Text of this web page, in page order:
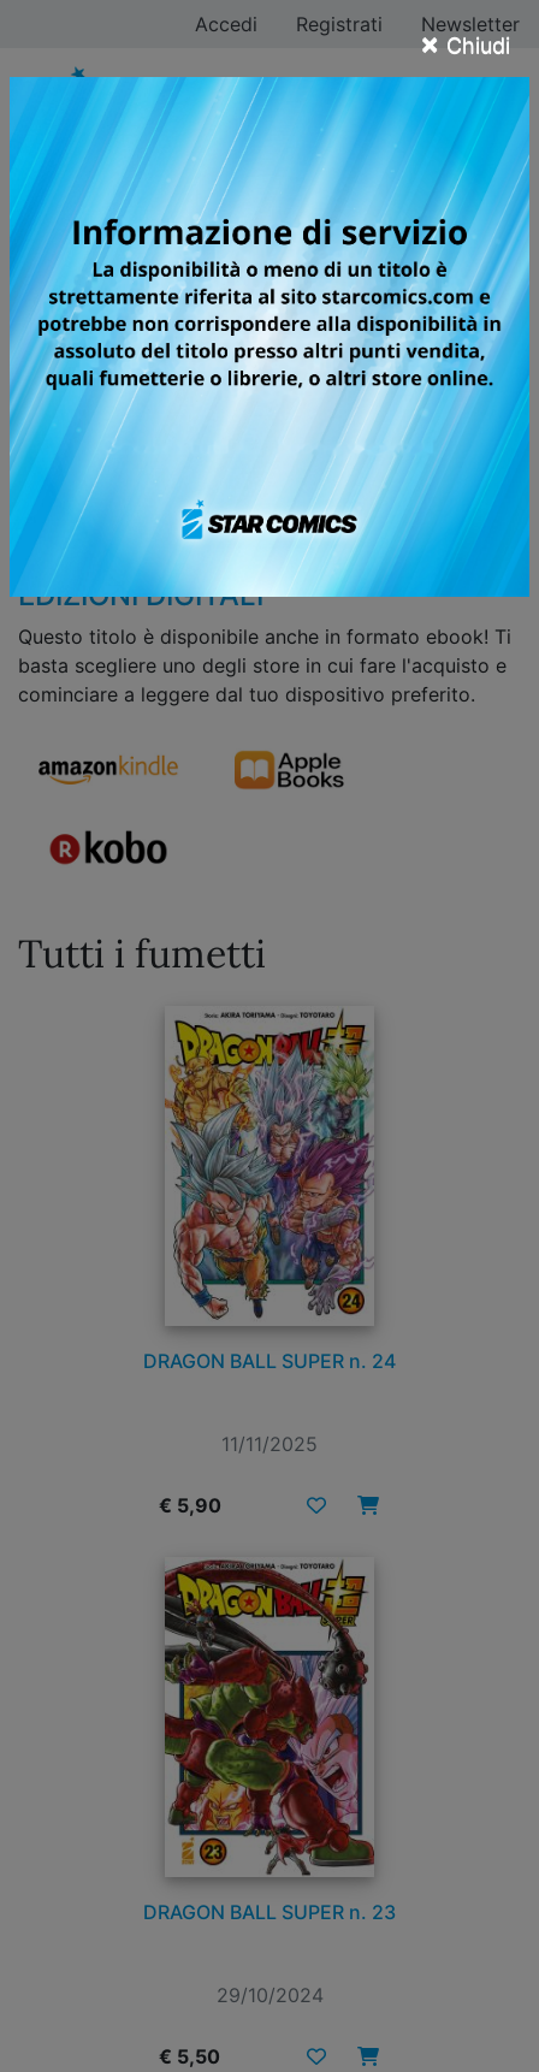
× Chiudi
Accedi Registrati Newsletter
DRAGON BALL SUPER
LA SAGA PIÙ FAMOSA AL MONDO
TORNA CON STORIE INEDITE E
SPETTACOLARI!
Diverso tempo è trascorso dalla grandiosa battaglia
tra Goku e Majin Bu, e ora una nuova minaccia
incombe sul mondo che ha ritrovato la pace... Questa
volta il nemico arriva dal “Sesto Universo”! Comincia
un Dragon Ball completamente nuovo, che riprende le
avventure dei Saiyan dal punto in cui ci eravamo
lasciati!
EDIZIONI DIGITALI
Questo titolo è disponibile anche in formato ebook! Ti
basta scegliere uno degli store in cui fare l'acquisto e
cominciare a leggere dal tuo dispositivo preferito.
Tutti i fumetti
DRAGON BALL SUPER n. 24
11/11/2025
€ 5,90
DRAGON BALL SUPER n. 23
29/10/2024
€ 5,50